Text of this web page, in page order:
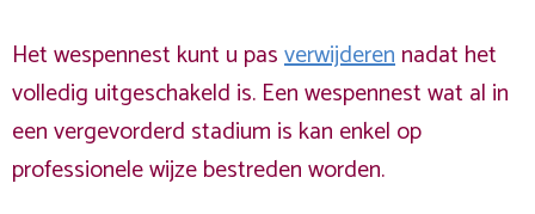
Het wespennest kunt u pasverwijderennadat het
volledig uitgeschakeld is. Een wespennest wat al in
een vergevorderd stadium is kan enkel op
professionele wijze bestreden worden.